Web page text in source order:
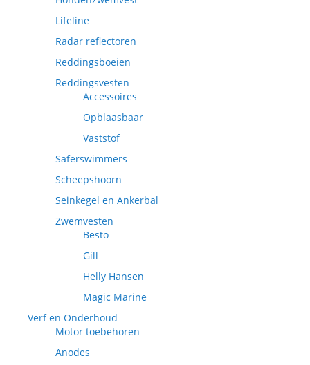
Lifeline
Radar reflectoren
Reddingsboeien
Reddingsvesten
Accessoires
Opblaasbaar
Vaststof
Saferswimmers
Scheepshoorn
Seinkegel en Ankerbal
Zwemvesten
Besto
Gill
Helly Hansen
Magic Marine
Verf en Onderhoud
Motor toebehoren
Anodes